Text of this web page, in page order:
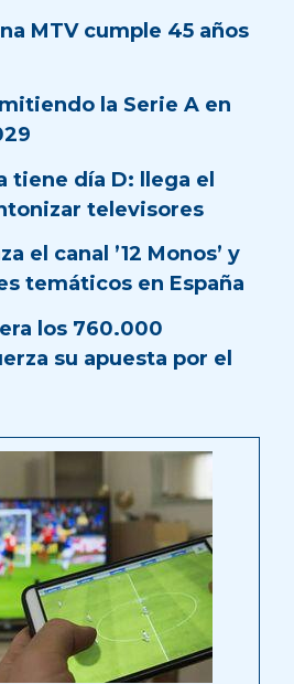
MTV cumple 45 años
la Serie A en
tiene día D: llega el
televisores
el canal ’12 Monos’ y
temáticos en España
los 760.000
su apuesta por el